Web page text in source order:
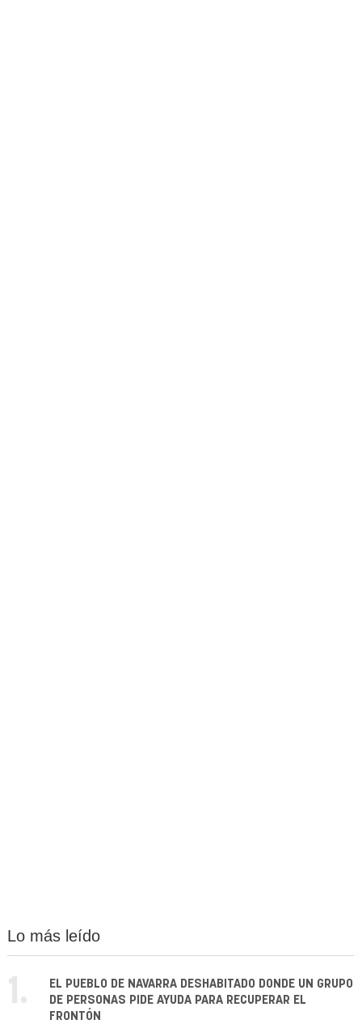
Lo más leído
1.
EL PUEBLO DE NAVARRA DESHABITADO DONDE UN GRUPO
DE PERSONAS PIDE AYUDA PARA RECUPERAR EL
FRONTÓN